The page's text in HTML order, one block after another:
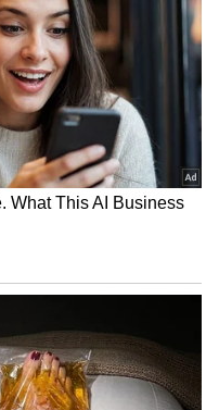
ಪ್ಲುಟೊದಿಂದ ಆಳಲ್ಪಟ್ಟ
ನೀವು ಅವರ
ಅವರು